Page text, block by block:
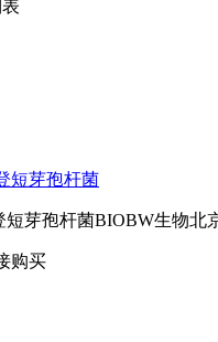
短芽孢杆菌
短芽孢杆菌BIOBW生物
购买